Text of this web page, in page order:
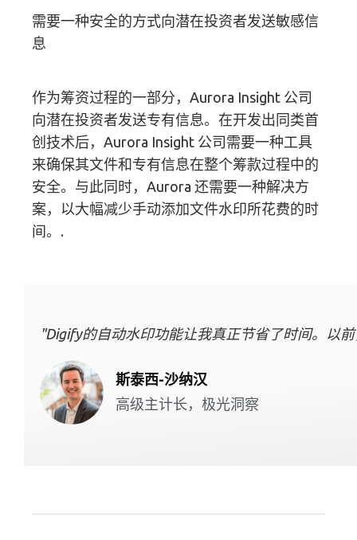
需要一种安全的方式向潜在投资者发送敏感信
息
作为筹资过程的一部分，Aurora Insight 公司
向潜在投资者发送专有信息。在开发出同类首
创技术后，Aurora Insight 公司需要一种工具
来确保其文件和专有信息在整个筹款过程中的
安全。与此同时，Aurora 还需要一种解决方
案，以大幅减少手动添加文件水印所花费的时
间。.
"Digify的自动水印功能让我真正节省了时间。以
斯泰西-沙纳汉
高级主计长，极光洞察